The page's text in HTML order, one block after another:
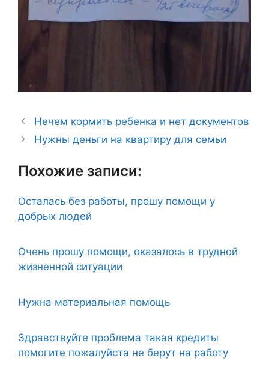
Нечем кормить ребенка и нет документов
Нужны деньги на квартиру для семьи
Похожие записи:
Осталась без работы, прошу помощи у
добрых людей
Очень прошу помощи, оказалось в трудной
жизненной ситуации
Нужна материальная помощь
Здравствуйте проблема такая кредиты
помогите пожалуйста не берут на работу